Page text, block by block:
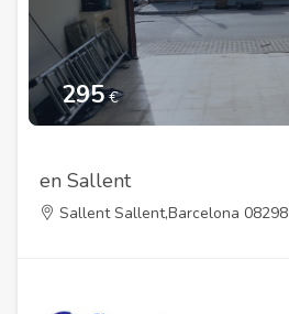
295€
en Sallent
Sallent Sallent,Barcelona 08298